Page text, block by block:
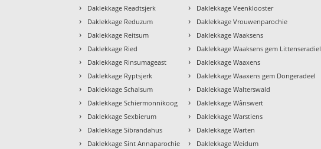
› Daklekkage Readtsjerk
› Daklekkage Reduzum
› Daklekkage Reitsum
› Daklekkage Ried
› Daklekkage Rinsumageast
› Daklekkage Ryptsjerk
› Daklekkage Schalsum
› Daklekkage Schiermonnikoog
› Daklekkage Sexbierum
› Daklekkage Sibrandahus
› Daklekkage Sint Annaparochie
› Daklekkage Veenklooster
› Daklekkage Vrouwenparochie
› Daklekkage Waaksens
› Daklekkage Waaksens gem Littenseradiel
› Daklekkage Waaxens
› Daklekkage Waaxens gem Dongeradeel
› Daklekkage Walterswald
› Daklekkage Wânswert
› Daklekkage Warstiens
› Daklekkage Warten
› Daklekkage Weidum